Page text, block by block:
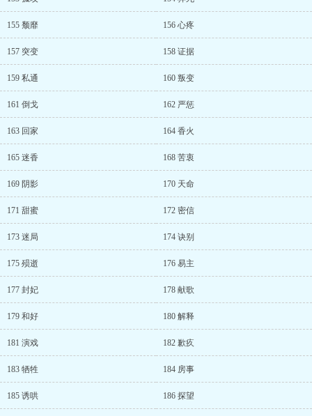
155 颓靡 156 心疼
157 突变 158 证据
159 私通 160 叛变
161 倒戈 162 严惩
163 回家 164 香火
165 迷香 168 苦衷
169 阴影 170 天命
171 甜蜜 172 密信
173 迷局 174 诀别
175 殒逝 176 易主
177 封妃 178 献歌
179 和好 180 解释
181 演戏 182 歉疚
183 牺牲 184 房事
185 诱哄 186 探望